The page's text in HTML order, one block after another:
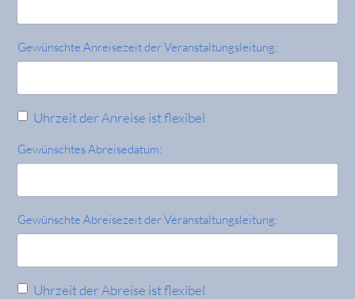
Gewünschte Anreisezeit der Veranstaltungsleitung:
Uhrzeit der Anreise ist flexibel
Gewünschtes Abreisedatum:
Gewünschte Abreisezeit der Veranstaltungsleitung:
Uhrzeit der Abreise ist flexibel